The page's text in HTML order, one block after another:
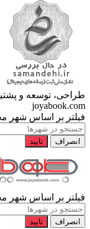
طراحی، توسعه و
joyabook.com
فیلتر بر اساس شهر
انصراف تایید
فیلتر بر اساس شهر
انصراف تایید